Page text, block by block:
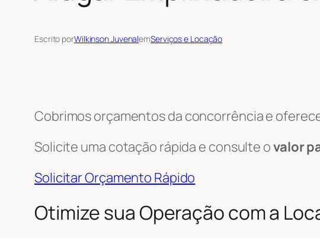
Escrito porWilkinson JuvenalemServiços e Locação
Cobrimos orçamentos da concorrência e
Solicite uma cotação rápida e consulte ovalor
Solicitar Orçamento Rápido
Otimize sua Operação com a